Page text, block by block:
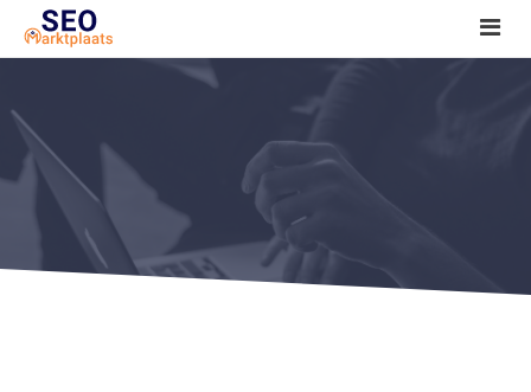
SEO tools reviews
Marketeer bij jou in de buurt?
Offerte
1. Seo voor beginners +
2. Onderzoeken +